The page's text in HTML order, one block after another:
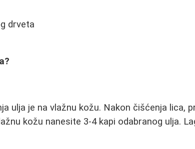
drveta
ulja je na vlažnu kožu. Nakon čišćenja lica,
kožu nanesite 3-4 kapi odabranog ulja.